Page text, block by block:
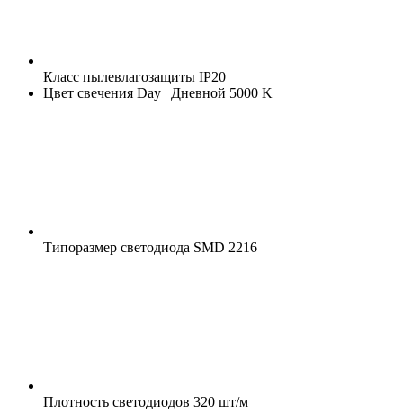
Класс пылевлагозащиты IP20
Цвет свечения Day | Дневной 5000 K
Типоразмер светодиода SMD 2216
Плотность светодиодов 320 шт/м